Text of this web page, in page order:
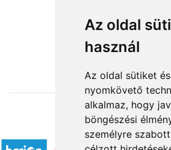
Az oldal
használ
Az oldal sütiket
nyomkövető
alkalmaz, hogy
böngészési
személyre
from HUF30,400
Accepted payment